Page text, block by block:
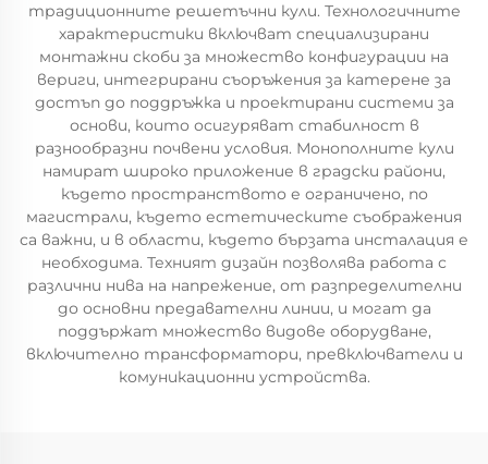
традиционните решетъчни кули. Технологичните
характеристики включват специализирани
монтажни скоби за множество конфигурации на
вериги, интегрирани съоръжения за катерене за
достъп до поддръжка и проектирани системи за
основи, които осигуряват стабилност в
разнообразни почвени условия. Монополните кули
намират широко приложение в градски райони,
където пространството е ограничено, по
магистрали, където естетическите съображения
са важни, и в области, където бързата инсталация е
необходима. Техният дизайн позволява работа с
различни нива на напрежение, от разпределителни
до основни предавателни линии, и могат да
поддържат множество видове оборудване,
включително трансформатори, превключватели и
комуникационни устройства.